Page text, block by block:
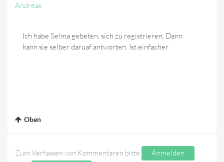
Andreas
Ich habe Selma gebeten, sich zu registrieren. Dann
kann sie selber daruaf antworten. Ist einfacher
Oben
Zum Verfassen von Kommentaren bitte
Anmelden